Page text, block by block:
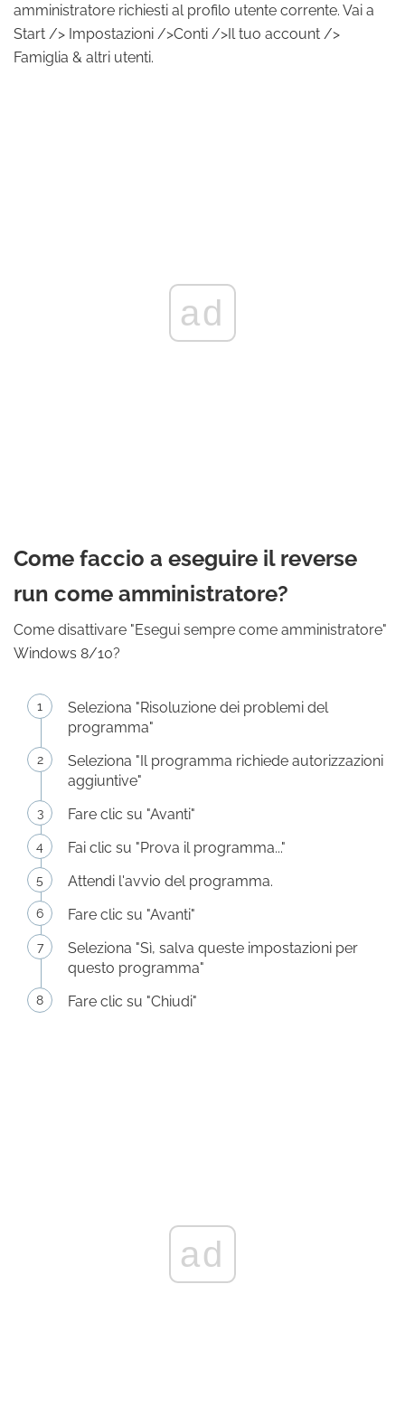
amministratore richiesti al profilo utente corrente. Vai a
Start /> Impostazioni />Conti />Il tuo account />
Famiglia & altri utenti.
ad
Come faccio a eseguire il reverse
run come amministratore?
Come disattivare "Esegui sempre come amministratore"
Windows 8/10?
Seleziona "Risoluzione dei problemi del
programma"
Seleziona "Il programma richiede autorizzazioni
aggiuntive"
Fare clic su "Avanti"
Fai clic su "Prova il programma..."
Attendi l'avvio del programma.
Fare clic su "Avanti"
Seleziona "Sì, salva queste impostazioni per
questo programma"
Fare clic su "Chiudi"
ad